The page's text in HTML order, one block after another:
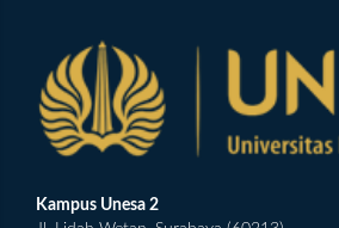
Kampus Unesa 2